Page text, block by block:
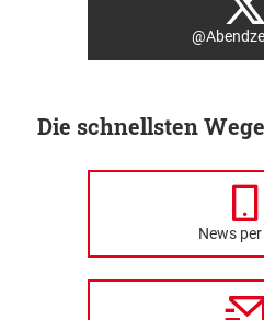
Die schnellsten
News